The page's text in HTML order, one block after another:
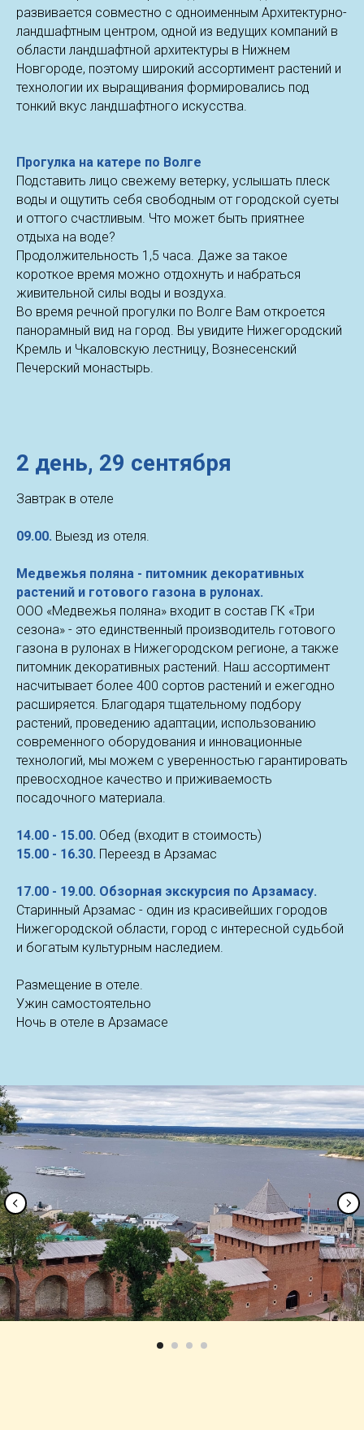
развивается совместно с одноименным Архитектурно-
ландшафтным центром, одной из ведущих компаний в
области ландшафтной архитектуры в Нижнем
Новгороде, поэтому широкий ассортимент растений и
технологии их выращивания формировались под
тонкий вкус ландшафтного искусства.
Прогулка на катере по Волге
Подставить лицо свежему ветерку, услышать плеск
воды и ощутить себя свободным от городской суеты
и оттого счастливым. Что может быть приятнее
отдыха на воде?
Продолжительность 1,5 часа. Даже за такое
короткое время можно отдохнуть и набраться
живительной силы воды и воздуха.
Во время речной прогулки по Волге Вам откроется
панорамный вид на город. Вы увидите Нижегородский
Кремль и Чкаловскую лестницу, Вознесенский
Печерский монастырь.
2 день, 29 сентября
Завтрак в отеле
09.00. Выезд из отеля.
Медвежья поляна - питомник декоративных
растений и готового газона в рулонах.
ООО «Медвежья поляна» входит в состав ГК «Три
сезона» - это единственный производитель готового
газона в рулонах в Нижегородском регионе, а также
питомник декоративных растений. Наш ассортимент
насчитывает более 400 сортов растений и ежегодно
расширяется. Благодаря тщательному подбору
растений, проведению адаптации, использованию
современного оборудования и инновационные
технологий, мы можем с уверенностью гарантировать
превосходное качество и приживаемость
посадочного материала.
14.00 - 15.00. Обед (входит в стоимость)
15.00 - 16.30. Переезд в Арзамас
17.00 - 19.00. Обзорная экскурсия по Арзамасу.
Старинный Арзамас - один из красивейших городов
Нижегородской области, город с интересной судьбой
и богатым культурным наследием.
Размещение в отеле.
Ужин самостоятельно
Ночь в отеле в Арзамасе